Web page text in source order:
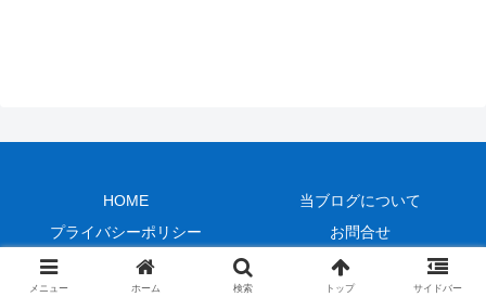
HOME
当ブログについて
プライバシーポリシー
お問合せ
Copyright © 2018-2026 泉区よろしく！ All Rights Reserved.
メニュー ホーム 検索 トップ サイドバー